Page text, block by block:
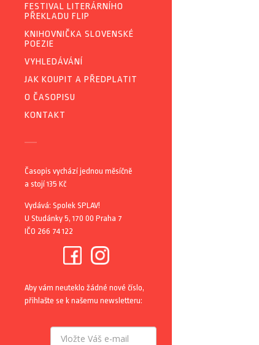
FESTIVAL LITERÁRNÍHO
PŘEKLADU FLIP
KNIHOVNIČKA SLOVENSKÉ
POEZIE
VYHLEDÁVÁNÍ
JAK KOUPIT A PŘEDPLATIT
O ČASOPISU
KONTAKT
Časopis vychází jednou měsíčně
a stojí 135 Kč
Vydává: Spolek SPLAV!
U Studánky 5, 170 00 Praha 7
IČO 266 74 122
Aby vám neuteklo žádné nové číslo,
přihlašte se k našemu newsletteru: